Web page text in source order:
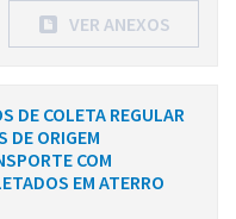
VER ANEXOS
DE COLETA REGULAR
DE ORIGEM
COM
EM ATERRO